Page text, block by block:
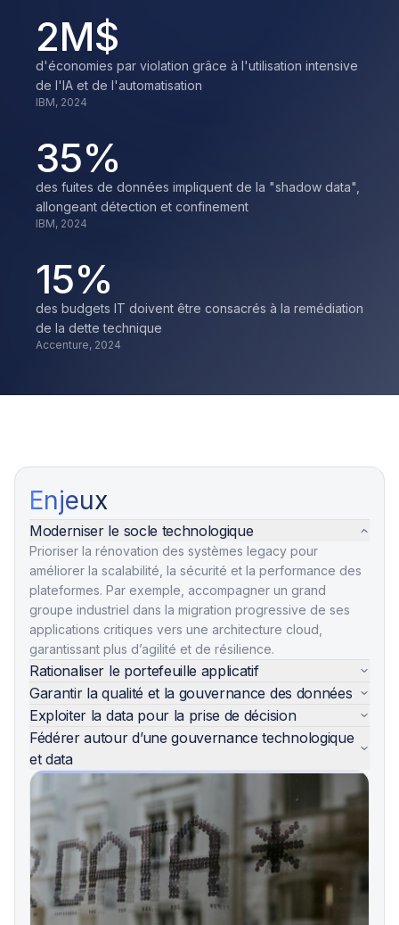
2M$
d'économies par violation grâce à l'utilisation intensive
de l'IA et de l'automatisation
IBM, 2024
35%
des fuites de données impliquent de la "shadow data",
allongeant détection et confinement
IBM, 2024
15%
des budgets IT doivent être consacrés à la remédiation
de la dette technique
Accenture, 2024
Enjeux
Moderniser le socle technologique
Prioriser la rénovation des systèmes legacy pour
améliorer la scalabilité, la sécurité et la performance des
plateformes. Par exemple, accompagner un grand
groupe industriel dans la migration progressive de ses
applications critiques vers une architecture cloud,
garantissant plus d’agilité et de résilience.
Rationaliser le portefeuille applicatif
Garantir la qualité et la gouvernance des données
Exploiter la data pour la prise de décision
Fédérer autour d’une gouvernance technologique
et data